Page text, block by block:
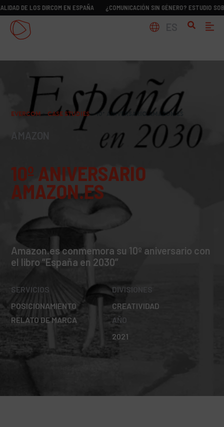
DIRCOM EN ESPAÑA ¿COMUNICACIÓN SIN GÉNERO? ESTUDIO SOBRE LA
EVERCOM>CASE STUDIES>10º ANIVERSARIO AMAZON.ES
10º ANIVERSARIO
AMAZON.ES
Amazon.es conmemora su 10º aniversario con
el libro “España en 2030”
SERVICIOS
POSICIONAMIENTO
RELATO DE MARCA
DIVISIONES
CREATIVIDAD
AÑO
2021